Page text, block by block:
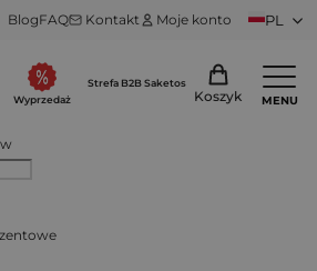
BlogFAQ Kontakt Moje konto PL
Wyprzedaż
Strefa B2B Saketos
Koszyk MENU